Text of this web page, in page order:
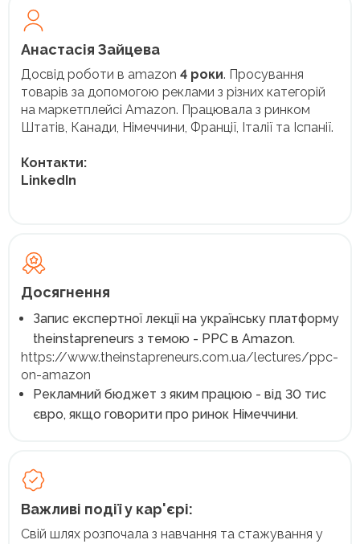
Анастасія Зайцева
Досвід роботи в amazon 4 роки. Просування
товарів за допомогою реклами з різних категорій
на маркетплейсі Amazon. Працювала з ринком
Штатів, Канади, Німеччини, Франції, Італії та Іспанії.
Контакти:
LinkedIn
Досягнення
Запис експертної лекції на українську платформу
theinstapreneurs з темою - PPC в Amazon.
https://www.theinstapreneurs.com.ua/lectures/ppc-
on-amazon
Рекламний бюджет з яким працюю - від 30 тис
євро, якщо говорити про ринок Німеччини.
Важливі події у кар'єрі:
Свій шлях розпочала з навчання та стажування у